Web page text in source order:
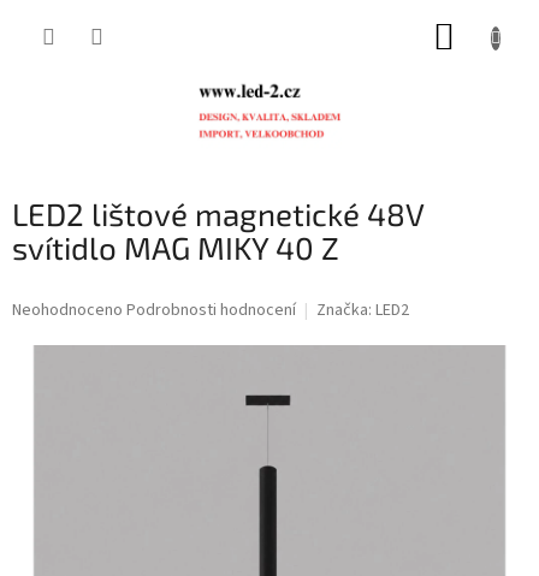
LED2 lištové magnetické 48V
svítidlo MAG MIKY 40 Z
Průměrné
Neohodnoceno Podrobnosti hodnocení Značka: LED2